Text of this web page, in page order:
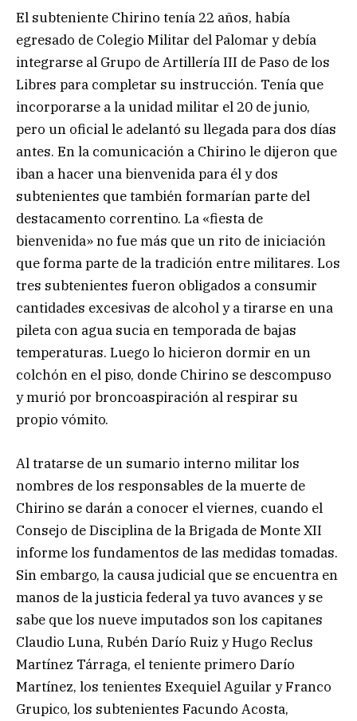
El subteniente Chirino tenía 22 años, había
egresado de Colegio Militar del Palomar y debía
integrarse al Grupo de Artillería III de Paso de los
Libres para completar su instrucción. Tenía que
incorporarse a la unidad militar el 20 de junio,
pero un oficial le adelantó su llegada para dos días
antes. En la comunicación a Chirino le dijeron que
iban a hacer una bienvenida para él y dos
subtenientes que también formarían parte del
destacamento correntino. La «fiesta de
bienvenida» no fue más que un rito de iniciación
que forma parte de la tradición entre militares. Los
tres subtenientes fueron obligados a consumir
cantidades excesivas de alcohol y a tirarse en una
pileta con agua sucia en temporada de bajas
temperaturas. Luego lo hicieron dormir en un
colchón en el piso, donde Chirino se descompuso
y murió por broncoaspiración al respirar su
propio vómito.
Al tratarse de un sumario interno militar los
nombres de los responsables de la muerte de
Chirino se darán a conocer el viernes, cuando el
Consejo de Disciplina de la Brigada de Monte XII
informe los fundamentos de las medidas tomadas.
Sin embargo, la causa judicial que se encuentra en
manos de la justicia federal ya tuvo avances y se
sabe que los nueve imputados son los capitanes
Claudio Luna, Rubén Darío Ruiz y Hugo Reclus
Martínez Tárraga, el teniente primero Darío
Martínez, los tenientes Exequiel Aguilar y Franco
Grupico, los subtenientes Facundo Acosta,